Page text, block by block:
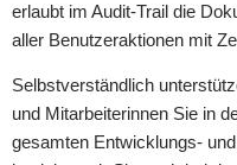
erlaubt im Audit-Trail die
aller Benutzeraktionen mit
Selbstverständlich
und Mitarbeiterinnen Sie in
gesamten Entwicklungs-